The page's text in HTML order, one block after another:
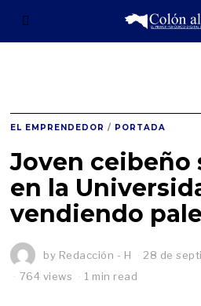
EL EMPRENDEDOR / PORTADA
Joven ceibeño
en la
vendiendo
by Redacción - H
28 de
764 views
1 min read